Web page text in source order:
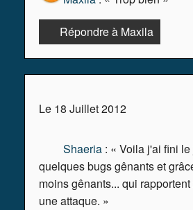
Répondre à Maxila
Le 18 Juillet 2012
Shaeria : « Voila j'ai fini
quelques bugs gênants et
moins gênants... qui
une attaque. »